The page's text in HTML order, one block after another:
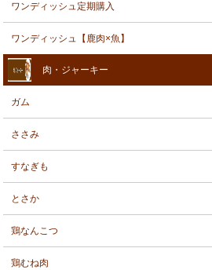
ワンディッシュ定期購入
ワンディッシュ【鹿肉×魚】
肉・ジャーキー
ガム
ささみ
すなぎも
とさか
鶏なんこつ
鶏むね肉